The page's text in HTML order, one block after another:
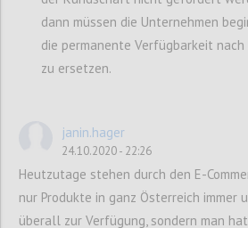
P2
Kritische
dann müssen die Unternehmen
die permanente Verfügbarkeit nach
zu ersetzen.
janin.hager
24.10.2020 - 22:26
Heutzutage stehen durch den E-
nur Produkte in ganz Österreich immer
überall zur Verfügung, sondern man